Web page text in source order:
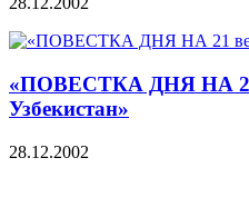
«ПОВЕСТКА ДНЯ НА 21
Узбекистан»
28.12.2002